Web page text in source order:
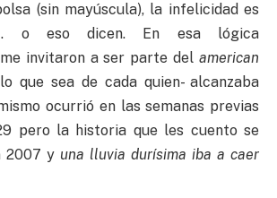
(sin mayúscula), la infelicidad es
o eso dicen. En esa lógica
invitaron a ser parte del american
que sea de cada quien- alcanzaba
ocurrió en las semanas previas
pero la historia que les cuento se
2007 y una lluvia durísima iba a caer